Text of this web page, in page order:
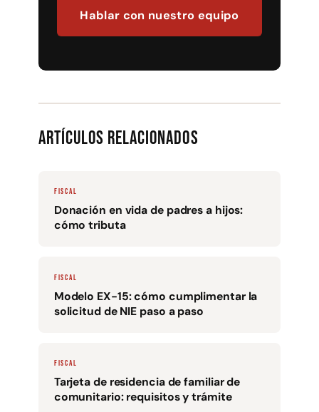
Hablar con nuestro equipo
Artículos relacionados
FISCAL
Donación en vida de padres a hijos:
cómo tributa
FISCAL
Modelo EX-15: cómo cumplimentar la
solicitud de NIE paso a paso
FISCAL
Tarjeta de residencia de familiar de
comunitario: requisitos y trámite